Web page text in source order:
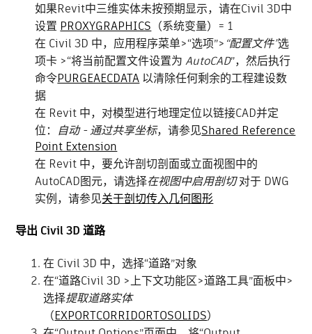
如果Revit中三维实体未按预期显示，请在Civil 3D中
设置 PROXYGRAPHICS （系统变量）= 1
在 Civil 3D 中，应用程序菜单>“选项”> “配置文件”选
项卡 >“将当前配置文件设置为AutoCAD”，然后执行
命令PURGEAECDATA 以清除任何剩余的工程建设数
据
在 Revit 中，对模型进行地理定位以链接CAD并定
位： 自动 - 通过共享坐标，请参见Shared Reference
Point Extension
在 Revit 中，要允许剖切剖面或立面视图中的
AutoCAD图元，请选择在视图中启用剖切对于 DWG
实例，请参见关于剖切传入几何图形
导出 Civil 3D 道路
在 Civil 3D 中，选择“道路”对象
在“道路Civil 3D >上下文功能区>道路工具”面板中>
选择提取道路实体
（EXPORTCORRIDORTOSOLIDS）